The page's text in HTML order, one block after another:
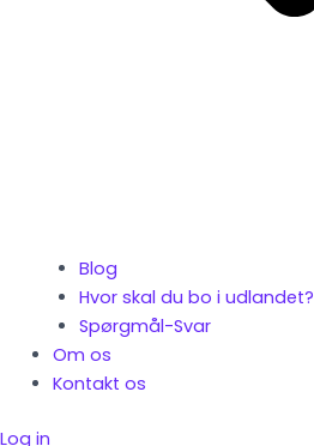
Blog
Hvor skal du bo i udlandet?
Spørgmål-Svar
Om os
Kontakt os
Log in